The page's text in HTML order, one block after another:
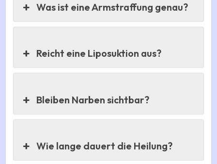
Was ist eine Armstraffung genau?
Reicht eine Liposuktion aus?
Bleiben Narben sichtbar?
Wie lange dauert die Heilung?